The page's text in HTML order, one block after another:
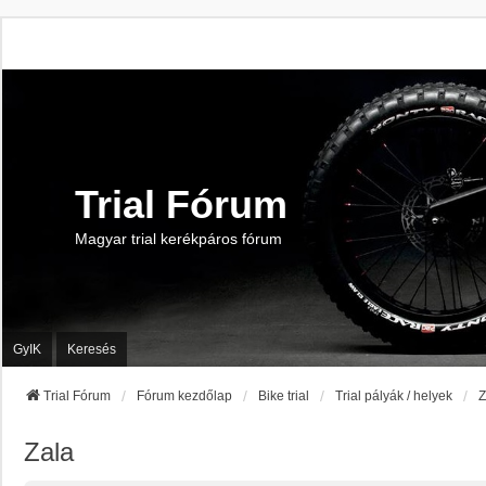
Trial Fórum
Magyar trial kerékpáros fórum
GyIK Keresés
Trial Fórum Fórum kezdőlap Bike trial Trial pályák / helyek
Zala